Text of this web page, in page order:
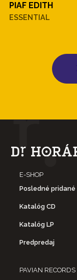
PIAF EDITH
ESSENTIAL
E-SHOP
Posledné pridané
Katalóg CD
Katalóg LP
Predpredaj
PAVIAN RECORDS